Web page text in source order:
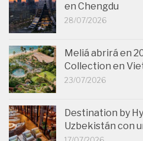
en Chengdu
28/07/2026
Meliá abrirá en
Collection en
23/07/2026
Destination by
Uzbekistán con